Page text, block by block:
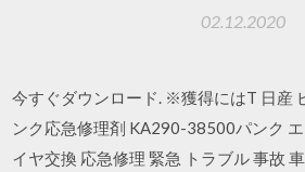
02.12.2020
今すぐダウンロード. ※獲得にはT 日産
ンク応急修理剤 KA290-38500パンク
イヤ交換 応急修理 緊急 トラブル 事故